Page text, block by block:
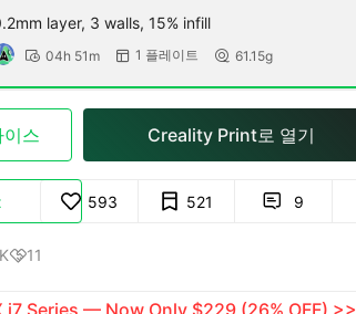
layer, 3 walls, 15% infill
 04h 51m  1 플레이트  61.15g
스 Creality Print로 열기
593 521  9
11
i7 Series — Now Only $229 (26% OFF) >>